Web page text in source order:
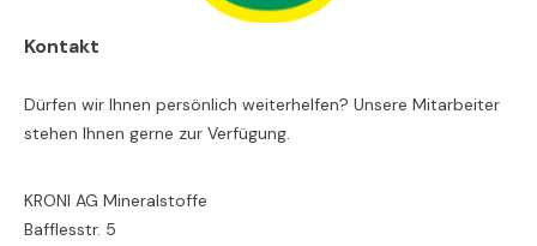
Kontakt
Dürfen wir Ihnen persönlich weiterhelfen? Unsere Mitarbeiter
stehen Ihnen gerne zur Verfügung.
KRONI AG Mineralstoffe
Bafflesstr. 5